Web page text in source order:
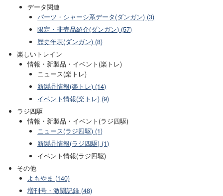
データ関連
パーツ・シャーシ系データ(ダンガン) (3)
限定・非売品紹介(ダンガン) (57)
歴史年表(ダンガン) (8)
楽しいトレイン
情報・新製品・イベント(楽トレ)
ニュース(楽トレ)
新製品情報(楽トレ) (14)
イベント情報(楽トレ) (9)
ラジ四駆
情報・新製品・イベント(ラジ四駆)
ニュース(ラジ四駆) (1)
新製品情報(ラジ四駆) (1)
イベント情報(ラジ四駆)
その他
よもやま (140)
増刊号・激闘記録 (48)